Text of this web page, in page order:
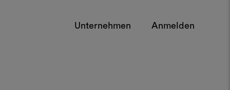
Unternehmen Anmelden